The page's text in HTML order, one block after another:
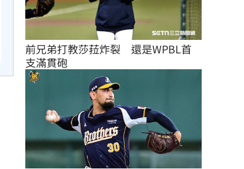
前兄弟打教莎菈炸裂　還是WPBL首
支滿貫砲